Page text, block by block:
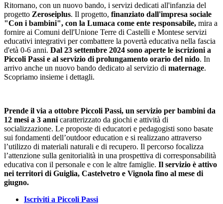
Ritornano, con un nuovo bando, i servizi dedicati all'infanzia del
progetto Zeroseiplus. Il progetto, finanziato dall'impresa sociale
"Con i bambini", con la Lumaca come ente responsabile, mira a
fornire ai Comuni dell'Unione Terre di Castelli e Montese servizi
educativi integrativi per combattere la povertà educativa nella fascia
d'età 0-6 anni. Dal 23 settembre 2024 sono aperte le iscrizioni a
Piccoli Passi e al servizio di prolungamento orario del nido. In
arrivo anche un nuovo bando dedicato al servizio di maternage.
Scopriamo insieme i dettagli.
Prende il via a ottobre Piccoli Passi, un servizio per bambini da
12 mesi a 3 anni caratterizzato da giochi e attività di
socializzazione. Le proposte di educatori e pedagogisti sono basate
sui fondamenti dell’outdoor education e si realizzano attraverso
l’utilizzo di materiali naturali e di recupero. Il percorso focalizza
l’attenzione sulla genitorialità in una prospettiva di corresponsabilità
educativa con il personale e con le altre famiglie. Il servizio è attivo
nei territori di Guiglia, Castelvetro e Vignola fino al mese di
giugno.
Iscriviti a Piccoli Passi